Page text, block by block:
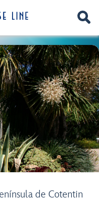
de Cotentin